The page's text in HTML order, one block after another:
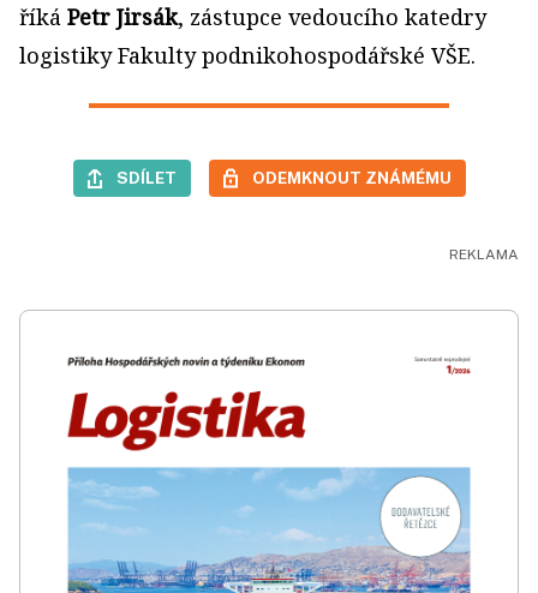
říká Petr Jirsák, zástupce vedoucího katedry
logistiky Fakulty podnikohospodářské VŠE.
SDÍLET ODEMKNOUT ZNÁMÉMU